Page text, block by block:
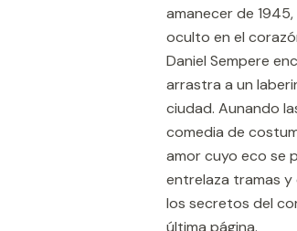
amanecer de
oculto en el
Daniel Sempere
arrastra a un
ciudad. Aunando
comedia de
amor cuyo eco se
entrelaza tramas y
los secretos del
última página.